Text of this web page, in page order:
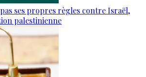
ses propres règles contre Israël,
palestinienne